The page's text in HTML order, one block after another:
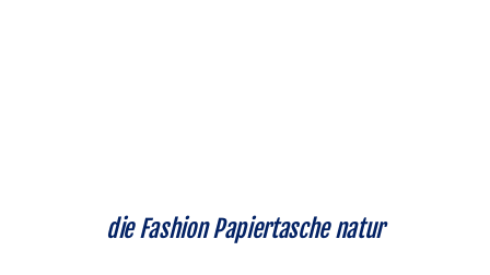
die Fashion Papiertasche natur